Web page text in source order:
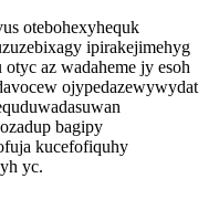
otebohexyhequk
ipirakejimehyg
az wadaheme jy esoh
ojypedazewywydat
bagipy
kucefofiquhy
yc.